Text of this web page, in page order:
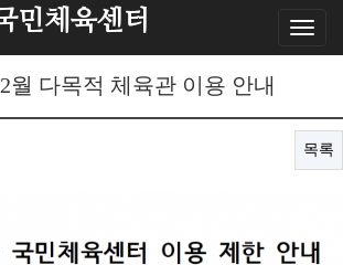
Toggle
민체육센터
월 다목적 체육관 이용 안내
목록